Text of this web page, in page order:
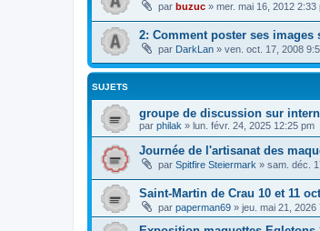
par buzuc » mer. mai 16, 2012 2:33
2: Comment poster ses images
par DarkLan » ven. oct. 17, 2008
SUJETS
groupe de discussion sur
par philak » lun. févr. 24, 2025 12:25 pm
Journée de l'artisanat des
par Spitfire Steiermark » sam. déc.
Saint-Martin de Crau 10 et 11
par paperman69 » jeu. mai 21, 2026